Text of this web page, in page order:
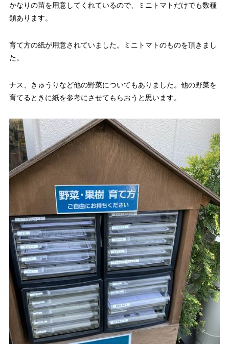
かなりの苗を用意してくれているので、ミニトマトだけでも数種
類あります。
育て方の紙が用意されていました。ミニトマトのものを頂きまし
た。
ナス、きゅうりなど他の野菜についてもありました。他の野菜を
育てるときに紙を参考にさせてもらおうと思います。